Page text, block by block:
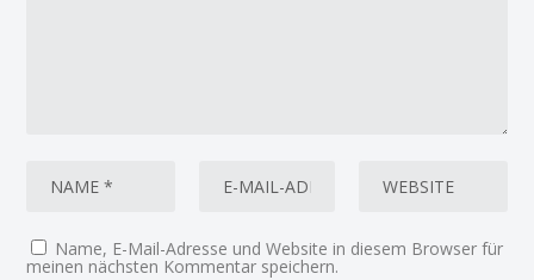
Name, E-Mail-Adresse und Website in diesem Browser für
meinen nächsten Kommentar speichern.